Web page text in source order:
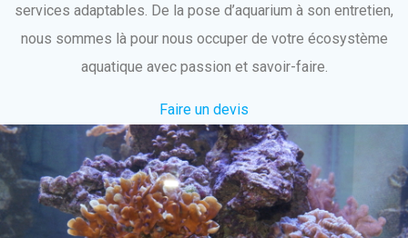
services adaptables. De la pose d’aquarium à son entretien,
nous sommes là pour nous occuper de votre écosystème
aquatique avec passion et savoir-faire.
Faire un devis